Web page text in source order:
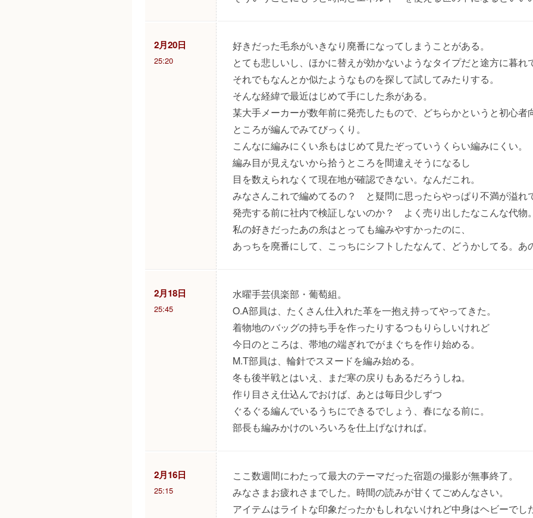
2月20日
25:20
好きだった毛糸がいきなり廃番になってしまうことがある。
とても悲しいし、ほかに替えが効かないようなタイプだと途方に暮れ
それでもなんとか似たようなものを探して試してみたりする。
そんな経緯で最近はじめて手にした糸がある。
某大手メーカーが数年前に発売したもので、どちらかというと初心者
ところが編んでみてびっくり。
こんなに編みにくい糸もはじめて見たぞっていうくらい編みにくい。
編み目が見えないから拾うところを間違えそうになるし
目を数えられなくて現在地が確認できない。なんだこれ。
みなさんこれで編めてるの？ と疑問に思ったらやっぱり不満が溢れ
発売する前に社内で検証しないのか？ よく売り出したなこんな代物。
私の好きだったあの糸はとっても編みやすかったのに、
あっちを廃番にして、こっちにシフトしたなんて、どうかしてる。あ
2月18日
25:45
水曜手芸倶楽部・葡萄組。
O.A部員は、たくさん仕入れた革を一抱え持ってやってきた。
着物地のバッグの持ち手を作ったりするつもりらしいけれど
今日のところは、帯地の端ぎれでがまぐちを作り始める。
M.T部員は、輪針でスヌードを編み始める。
冬も後半戦とはいえ、まだ寒の戻りもあるだろうしね。
作り目さえ仕込んでおけば、あとは毎日少しずつ
ぐるぐる編んでいるうちにできるでしょう、春になる前に。
部長も編みかけのいろいろを仕上げなければ。
2月16日
25:15
ここ数週間にわたって最大のテーマだった宿題の撮影が無事終了。
みなさまお疲れさまでした。時間の読みが甘くてごめんなさい。
アイテムはライトな印象だったかもしれないけれど中身はヘビーでし